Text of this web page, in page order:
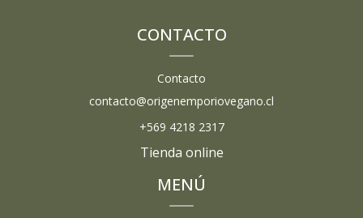
CONTACTO
Contacto
contacto@origenemporiovegano.cl
+569 4218 2317
Tienda online
MENÚ